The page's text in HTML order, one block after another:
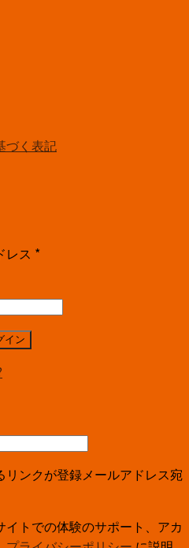
づく表記
レス *
イン
ンクが登録メールアドレス宛
トでの体験のサポート、アカ